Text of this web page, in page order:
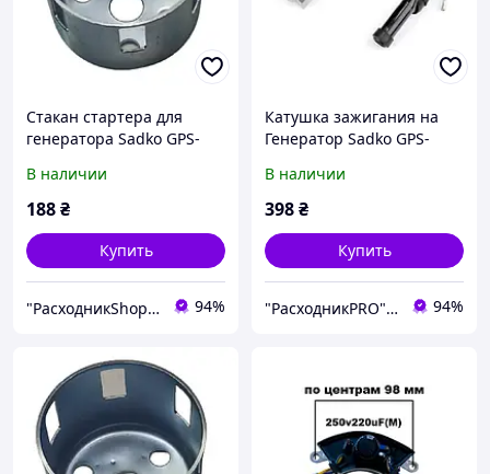
Стакан стартера для
генератора Sadko GPS-
В наличии
188₴
Купить
"РасходникShop" интернет магазин комплектующих и запчастей 94%
Катушка зажигания на
Генератор Sadko GPS-
В наличии
398₴
Купить
"РасходникPRO" магазин запчастей 94%